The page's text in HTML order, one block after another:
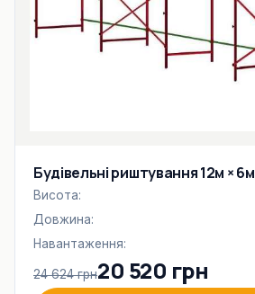
Будівельні риштування 12м × 6м
Висота:
Довжина:
Навантаження:
24 624 грн20 520 грн